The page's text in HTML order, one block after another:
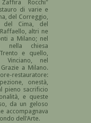
Rocchi"
di varie e
del Correggio,
del Cima, del
altri ne
a Milano; nel
nella chiesa
e quello,
Vinciano, nel
a Milano.
restauratore:
onestà,
pieno sacrificio
e queste
da un geloso
accompagnava
dell'Arte.